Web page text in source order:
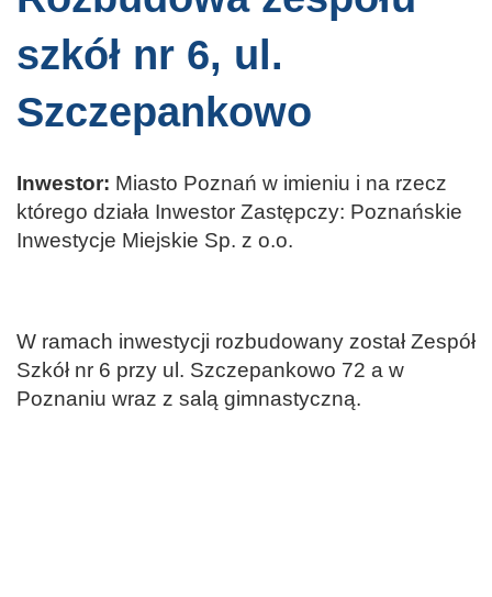
szkół nr 6, ul.
Szczepankowo
Inwestor: Miasto Poznań w imieniu i na rzecz
którego działa Inwestor Zastępczy: Poznańskie
Inwestycje Miejskie Sp. z o.o.
W ramach inwestycji rozbudowany został Zespół
Szkół nr 6 przy ul. Szczepankowo 72 a w
Poznaniu wraz z salą gimnastyczną.